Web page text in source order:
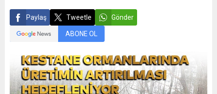
Paylaş Tweetle Gönder
ABONE OL